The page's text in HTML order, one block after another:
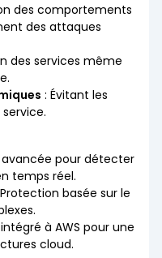
des comportements
des attaques
des services même
: Évitant les
avancée pour détecter
temps réel.
basée sur le
à AWS pour une
cloud.